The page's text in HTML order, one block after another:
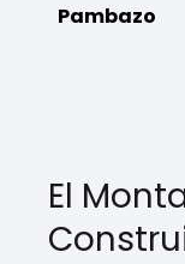
Pambazo
El